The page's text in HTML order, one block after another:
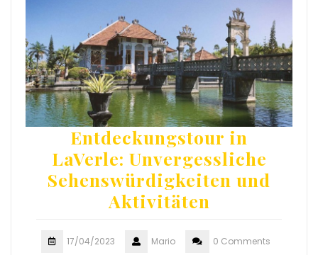
Entdeckungstour in
LaVerle: Unvergessliche
Sehenswürdigkeiten und
Aktivitäten
17/04/2023 Mario 0 Comments